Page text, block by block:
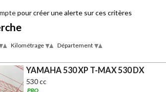
pour créer une alerte sur ces critères
AscDesc
Kilométrage AscDesc
Département Asc
YAMAHA 530 XP T-MAX 530 DX
530 cc
PRO